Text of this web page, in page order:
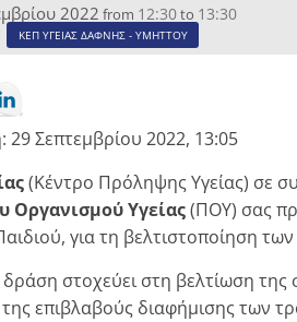
2022 from 12:30to 13:30
ΚΕΠ ΥΓΕΙΑΣ ΔΑΦΝΗΣ - ΥΜΗΤΤΟΥ
29 Σεπτεμβρίου 2022, 13:05
(Κέντρο Πρόληψης Υγείας) σε
Οργανισμού Υγείας(ΠΟΥ) σας
για τη βελτιστοποίηση
στοχεύει στη βελτίωση
επιβλαβούς διαφήμισης των